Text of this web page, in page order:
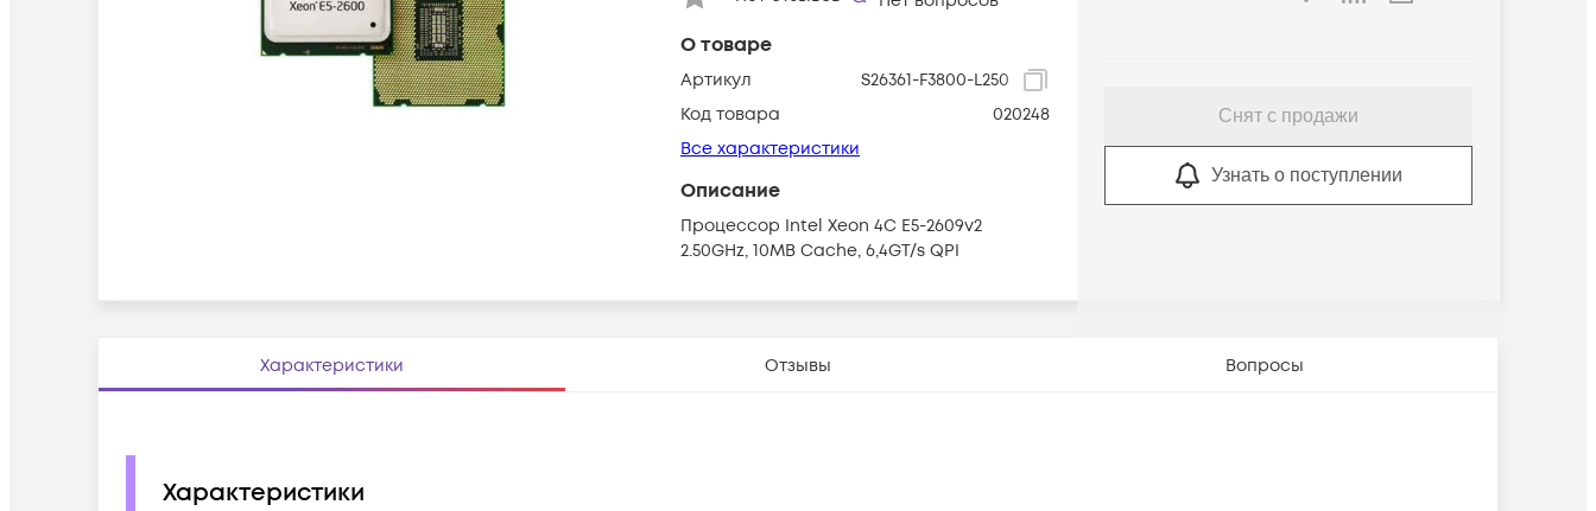
О товаре
Артикул
S26361-F3800-L250
Код товара
020248
Все характеристики
Описание
Процессор Intel Xeon 4C E5-2609v2
2.50GHz, 10MB Cache, 6,4GT/s QPI
Снят с продажи
Узнать о поступлении
Характеристики Отзывы Вопросы
Характеристики